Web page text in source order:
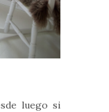
luego si